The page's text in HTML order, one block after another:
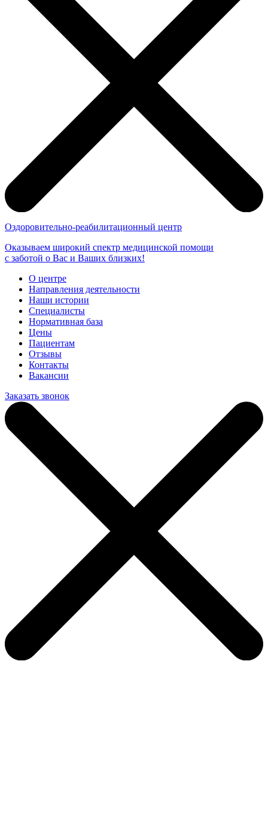
Оздоровительно-реабилитационный центр
Оказываем широкий спектр медицинской помощи
с заботой о Вас и Ваших близких!
О центре
Направления деятельности
Наши истории
Специалисты
Нормативная база
Цены
Пациентам
Отзывы
Контакты
Вакансии
Заказать звонок